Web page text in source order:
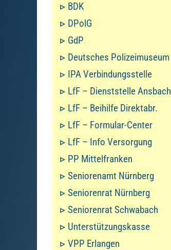
BDK
DPolG
GdP
Deutsches Polizeimuseum
IPA Verbindungsstelle
LfF – Dienststelle Ansbach
LfF – Beihilfe Direktabr.
LfF – Formular-Center
LfF – Info Versorgung
PP Mittelfranken
Seniorenamt Nürnberg
Seniorenrat Nürnberg
Seniorenrat Schwabach
Unterstützungskasse
VPP Erlangen